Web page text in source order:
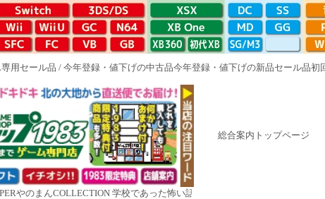
用セール品 / 今年登録・値下げの中古品今年登録・値下げの新品セール品初
総合案内トップページ
んCOLLECTION 学校であった怖い話と晦󠄀つきこもり ルート16R やがて散